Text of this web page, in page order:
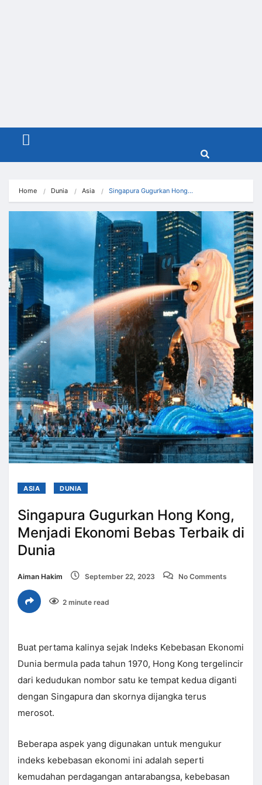
Menu
Home Dunia Asia Singapura Gugurkan Hong…
ASIA DUNIA
Singapura Gugurkan Hong Kong,
Menjadi Ekonomi Bebas Terbaik di
Dunia
Aiman Hakim September 22, 2023 No Comments
2 minute read
Buat pertama kalinya sejak Indeks Kebebasan Ekonomi
Dunia bermula pada tahun 1970, Hong Kong tergelincir
dari kedudukan nombor satu ke tempat kedua diganti
dengan Singapura dan skornya dijangka terus
merosot.
Beberapa aspek yang digunakan untuk mengukur
indeks kebebasan ekonomi ini adalah seperti
kemudahan perdagangan antarabangsa, kebebasan